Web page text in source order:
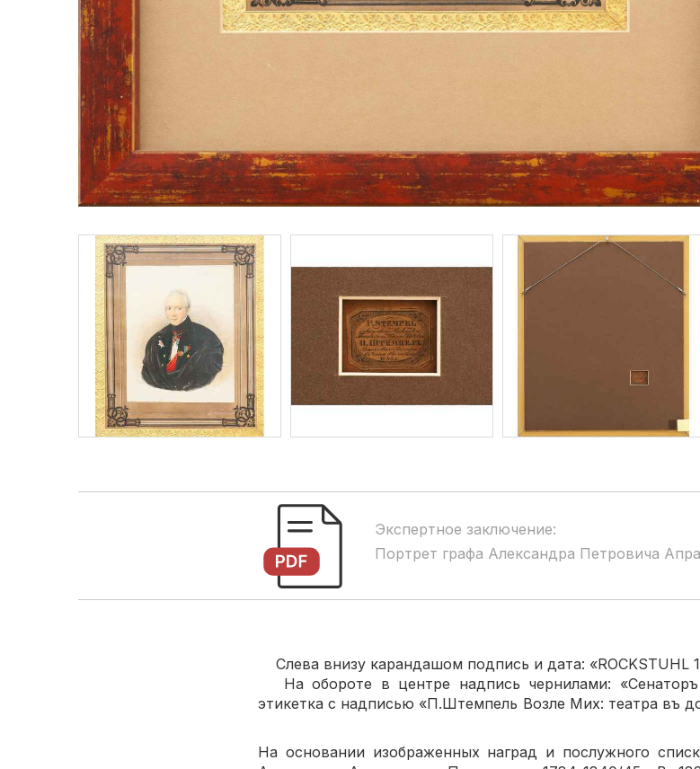
Экспертное заключение:
Портрет графа Александра Петровича
Слева внизу карандашом подпись и дата: «ROCKSTUHL
На обороте в центре надпись чернилами:
этикетка с надписью «П.Штемпель Возле Мих:
На основании изображенных наград и послужного